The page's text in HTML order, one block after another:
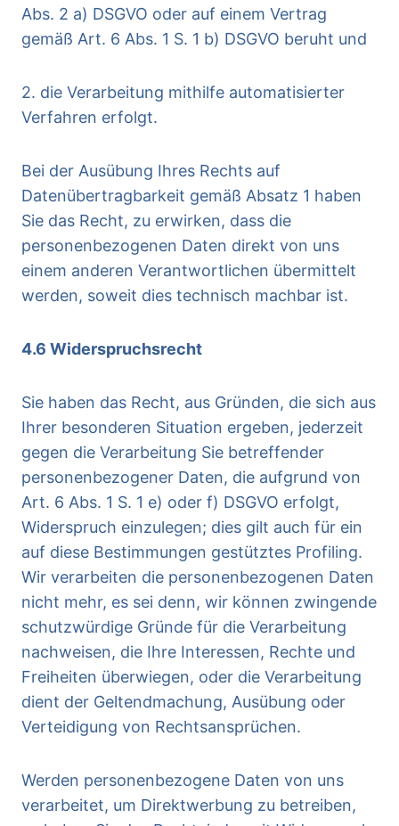
Abs. 2 a) DSGVO oder auf einem Vertrag
gemäß Art. 6 Abs. 1 S. 1 b) DSGVO beruht und
2. die Verarbeitung mithilfe automatisierter
Verfahren erfolgt.
Bei der Ausübung Ihres Rechts auf
Datenübertragbarkeit gemäß Absatz 1 haben
Sie das Recht, zu erwirken, dass die
personenbezogenen Daten direkt von uns
einem anderen Verantwortlichen übermittelt
werden, soweit dies technisch machbar ist.
4.6 Widerspruchsrecht
Sie haben das Recht, aus Gründen, die sich aus
Ihrer besonderen Situation ergeben, jederzeit
gegen die Verarbeitung Sie betreffender
personenbezogener Daten, die aufgrund von
Art. 6 Abs. 1 S. 1 e) oder f) DSGVO erfolgt,
Widerspruch einzulegen; dies gilt auch für ein
auf diese Bestimmungen gestütztes Profiling.
Wir verarbeiten die personenbezogenen Daten
nicht mehr, es sei denn, wir können zwingende
schutzwürdige Gründe für die Verarbeitung
nachweisen, die Ihre Interessen, Rechte und
Freiheiten überwiegen, oder die Verarbeitung
dient der Geltendmachung, Ausübung oder
Verteidigung von Rechtsansprüchen.
Werden personenbezogene Daten von uns
verarbeitet, um Direktwerbung zu betreiben,